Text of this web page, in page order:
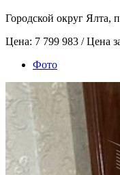
Городской округ Ялта,
Цена: 7 799 983 / Цена
Фото